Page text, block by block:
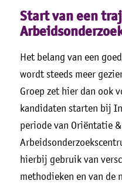
Start van een
Het belang van een
wordt steeds meer
Groep zet hier dan ook
kandidaten starten bij
periode van Oriëntatie
hierbij gebruik van
methodieken en van de